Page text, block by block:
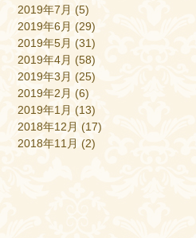
2019年7月 (5)
2019年6月 (29)
2019年5月 (31)
2019年4月 (58)
2019年3月 (25)
2019年2月 (6)
2019年1月 (13)
2018年12月 (17)
2018年11月 (2)